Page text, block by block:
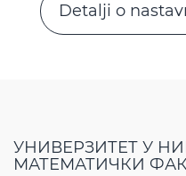
Detalji o
УНИВЕРЗИТЕТ У
МАТЕМАТИЧКИ